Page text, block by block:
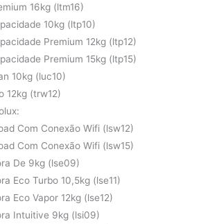
16kg (ltm16)
10kg (ltp10)
Premium 12kg (ltp12)
Premium 15kg (ltp15)
10kg (luc10)
12kg (trw12)
Com Conexão Wifi (lsw12)
Com Conexão Wifi (lsw15)
De 9kg (lse09)
Eco Turbo 10,5kg (lse11)
Eco Vapor 12kg (lse12)
Intuitive 9kg (lsi09)